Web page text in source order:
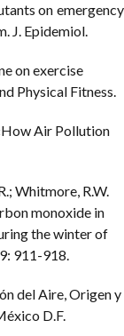
on emergency
J. Epidemiol.
on exercise
Physical Fitness.
Air Pollution
Whitmore, R.W.
monoxide in
the winter of
911-918.
del Aire, Origen y
D.F.